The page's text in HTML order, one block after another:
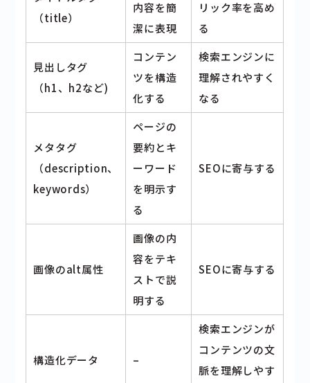
（title）
内容を簡
潔に表現
リック率を高め
る
見出しタグ
（h1、h2など)
コンテン
ツを構造
化する
検索エンジンに
理解されやすく
なる
メタタグ
（description、
keywords）
ページの
要約とキ
ーワード
を明示す
る
SEOに寄与する
画像のalt属性
画像の内
容をテキ
ストで説
明する
SEOに寄与する
構造化データ –
検索エンジンが
コンテンツの文
脈を理解しやす